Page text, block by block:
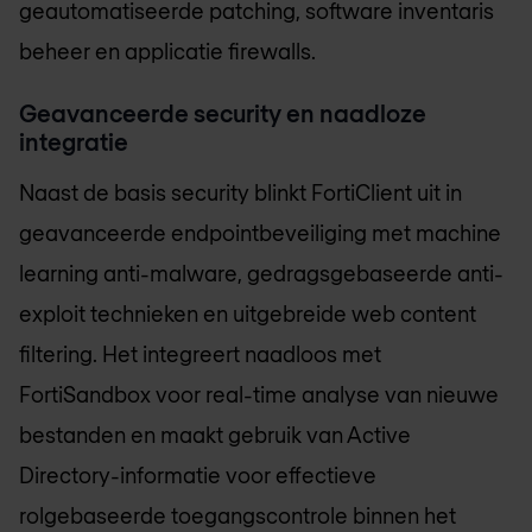
geautomatiseerde patching, software inventaris
beheer en applicatie firewalls.
Geavanceerde security en naadloze
integratie
Naast de basis security blinkt FortiClient uit in
geavanceerde endpointbeveiliging met machine
learning anti-malware, gedragsgebaseerde anti-
exploit technieken en uitgebreide web content
filtering. Het integreert naadloos met
FortiSandbox voor real-time analyse van nieuwe
bestanden en maakt gebruik van Active
Directory-informatie voor effectieve
rolgebaseerde toegangscontrole binnen het